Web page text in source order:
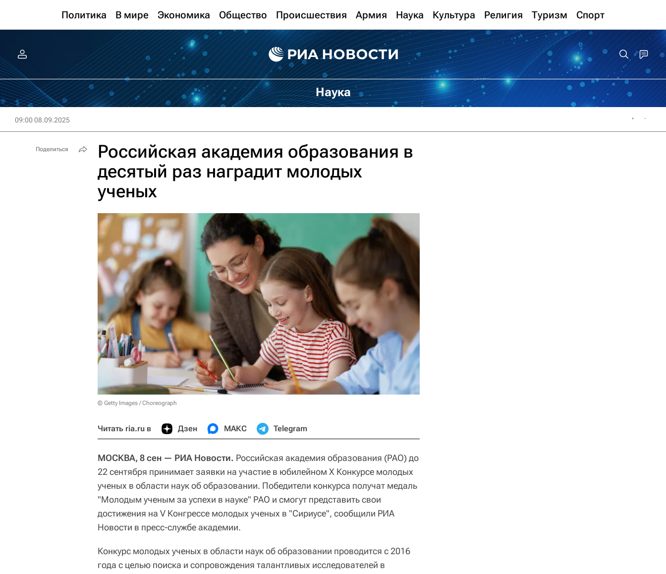
Политика В мире Экономика Общество Происшествия Армия Наука Культура Религия Туризм Спорт
Наука
09:00 08.09.2025
Российская академия образования в
десятый раз наградит молодых
ученых
© Getty Images / Choreograph
Читать ria.ru в Дзен МАКС Telegram
МОСКВА, 8 сен — РИА Новости. Российская академия образования (РАО) до
22 сентября принимает заявки на участие в юбилейном X Конкурсе молодых
ученых в области наук об образовании. Победители конкурса получат медаль
"Молодым ученым за успехи в науке" РАО и смогут представить свои
достижения на V Конгрессе молодых ученых в "Сириусе", сообщили РИА
Новости в пресс-службе академии.
Конкурс молодых ученых в области наук об образовании проводится с 2016
года с целью поиска и сопровождения талантливых исследователей в
Поделиться